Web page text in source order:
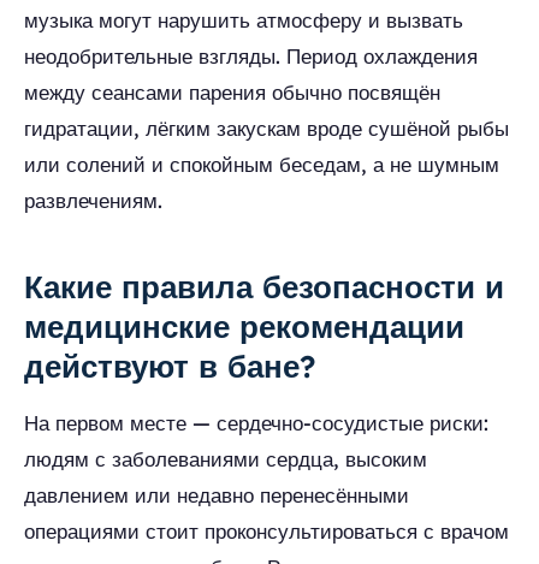
музыка могут нарушить атмосферу и вызвать
неодобрительные взгляды. Период охлаждения
между сеансами парения обычно посвящён
гидратации, лёгким закускам вроде сушёной рыбы
или солений и спокойным беседам, а не шумным
развлечениям.
Какие правила безопасности и
медицинские рекомендации
действуют в бане?
На первом месте — сердечно-сосудистые риски:
людям с заболеваниями сердца, высоким
давлением или недавно перенесёнными
операциями стоит проконсультироваться с врачом